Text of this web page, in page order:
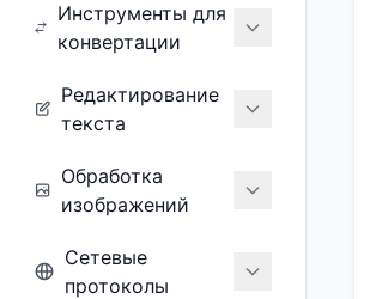
Инструменты для
конвертации
Редактирование
текста
Обработка
изображений
Сетевые
протоколы